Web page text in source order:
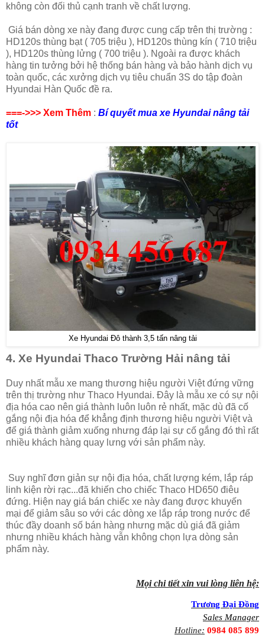
không còn đối thủ cạnh tranh về chất lượng.
Giá bán dòng xe này đang được cung cấp trên thị trường :
HD120s thùng bạt ( 705 triệu ), HD120s thùng kín ( 710 triệu
), HD120s thùng lửng ( 700 triệu ). Ngoài ra được khách
hàng tin tưởng bởi hệ thống bán hàng và bảo hành dịch vụ
toàn quốc, các xưởng dịch vụ tiêu chuẩn 3S do tập đoàn
Hyundai Hàn Quốc đề ra.
===->>> Xem Thêm : Bí quyết mua xe Hyundai nâng tải
tốt
Xe Hyundai Đô thành 3,5 tấn nâng tải
4. Xe Hyundai Thaco Trường Hải nâng tải
Duy nhất mẫu xe mang thương hiệu người Việt đứng vững
trên thị trường như Thaco Hyundai. Đây là mẫu xe có sự nội
địa hóa cao nên giá thành luôn luôn rẻ nhất, mặc dù đã cố
gắng nội địa hóa để khẳng định thương hiệu người Việt và
để giá thành giảm xuống nhưng đáp lại sự cố gắng đó thì rất
nhiều khách hàng quay lưng với sản phẩm này.
Suy nghĩ đơn giản sự nội địa hóa, chất lượng kém, lắp ráp
linh kiện rời rạc...đã khiến cho chiếc Thaco HD650 điêu
đứng. Hiện nay giá bán chiếc xe này đang được khuyến
mại để giảm sâu so với các dòng xe lắp ráp trong nước để
thúc đầy doanh số bán hàng nhưng mặc dù giá đã giảm
nhưng nhiều khách hàng vẫn không chọn lựa dòng sản
phẩm này.
Mọi chi tiết xin vui lòng liên hệ:
Trương Đại Đồng
Sales Manager
Hotline: 0984 085 899